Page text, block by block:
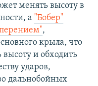
менять высоту в
а "Бобер"
,
крыла, что
и обходить
ударов,
дальнобойных